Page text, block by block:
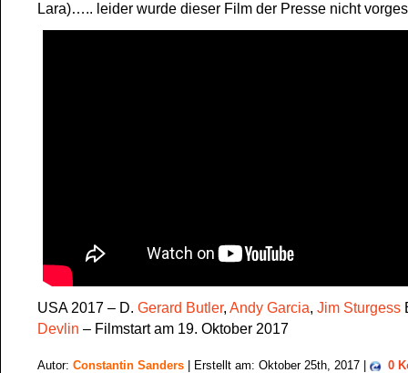
Lara)….. leider wurde dieser Film der Presse nicht
USA 2017 – D. Gerard Butler, Andy Garcia, Jim Sturgess
Devlin – Filmstart am 19. Oktober 2017
Autor: Constantin Sanders | Erstellt am: Oktober 25th, 2017 | 0